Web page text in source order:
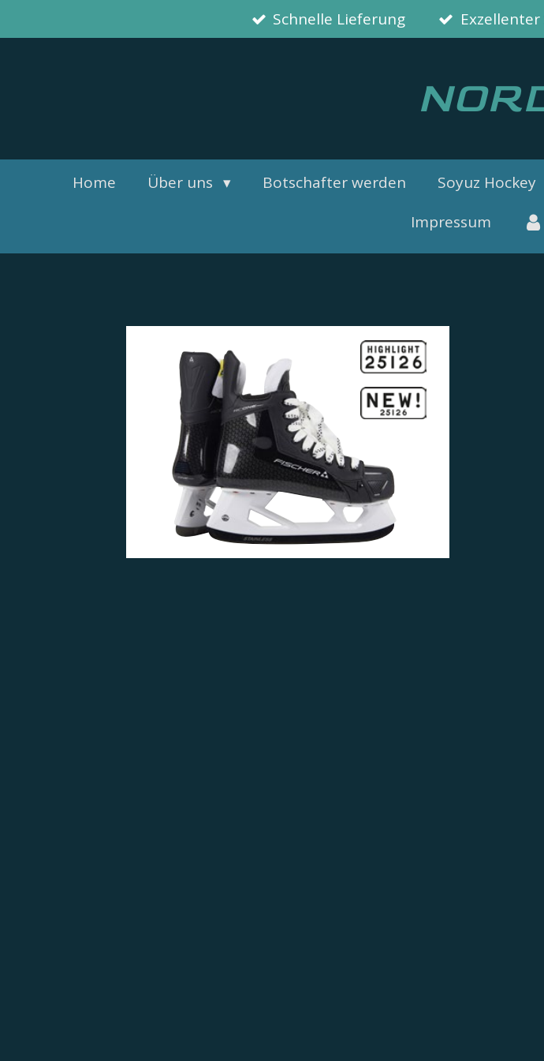
Hauptinhalt
Schnelle Lieferung Exzellenter
Home Über uns Botschafter werden Soyuz Hockey
Impressum